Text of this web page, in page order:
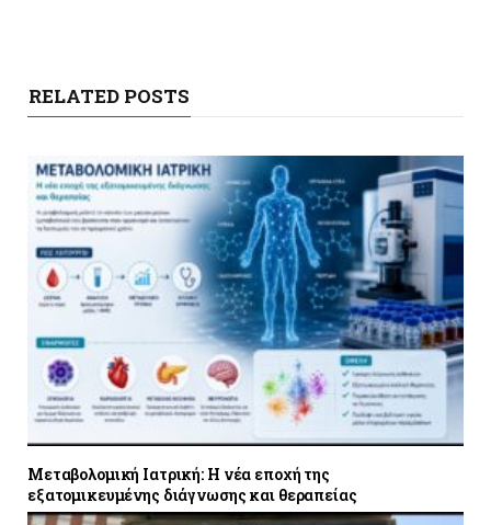
RELATED POSTS
Μεταβολομική Ιατρική: Η νέα εποχή της
εξατομικευμένης διάγνωσης και θεραπείας